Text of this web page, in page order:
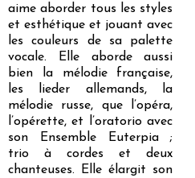
aime aborder tous les styles
et esthétique et jouant avec
les couleurs de sa palette
vocale. Elle aborde aussi
bien la mélodie française,
les lieder allemands, la
mélodie russe, que l’opéra,
l’opérette, et l’oratorio avec
son Ensemble Euterpia ;
trio à cordes et deux
chanteuses. Elle élargit son